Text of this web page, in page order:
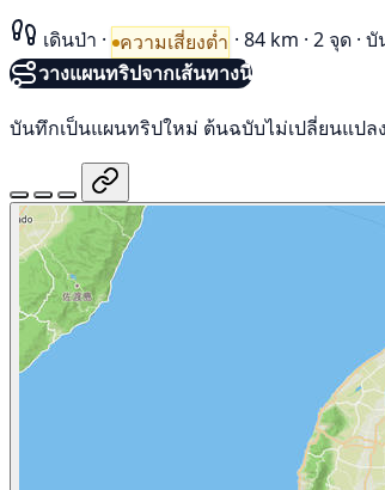
เดินป่า · ความเสี่ยงต่ำ · 84 km · 2 จุด · บั
วางแผนทริปจากเส้นทางนี้
บันทึกเป็นแผนทริปใหม่ ต้นฉบับไม่เปลี่ยนแปลง